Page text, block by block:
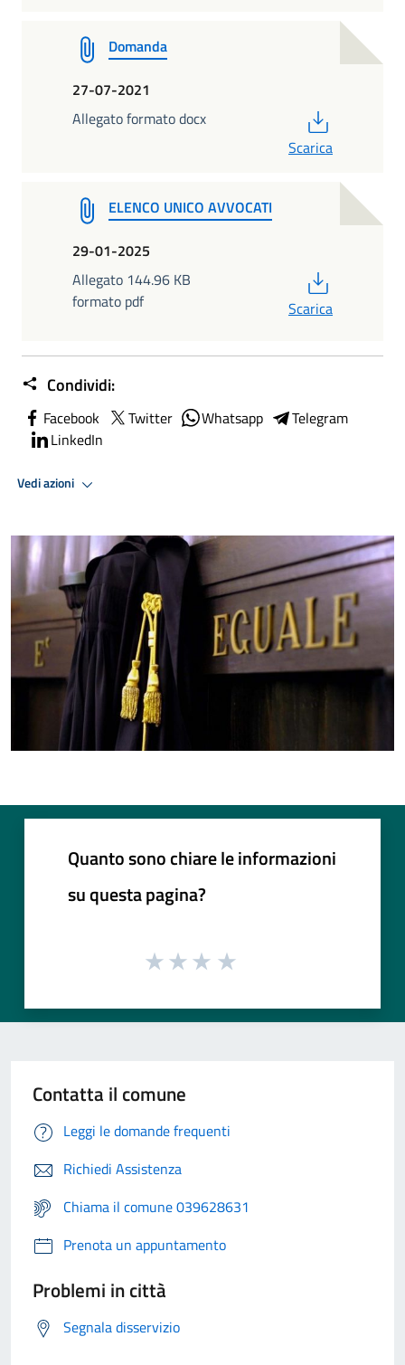
Domanda
27-07-2021
Allegato formato docx
Scarica
ELENCO UNICO AVVOCATI
29-01-2025
Allegato 144.96 KB
formato pdf
Scarica
Condividi:
Facebook Twitter Whatsapp
Telegram
LinkedIn
Vedi azioni
Quanto sono chiare le informazioni
su questa pagina?
Contatta il comune
Leggi le domande frequenti
Richiedi Assistenza
Chiama il comune 039628631
Prenota un appuntamento
Problemi in città
Segnala disservizio